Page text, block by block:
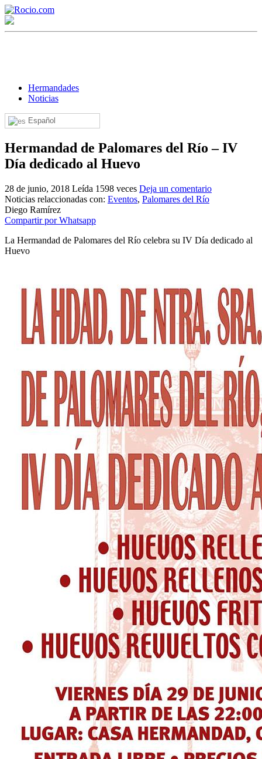
Hermandades
Noticias
Español
Hermandad de Palomares del Río – IV
Día dedicado al Huevo
28 de junio, 2018 Leída 1598 veces Deja un comentario
Noticias relaccionadas con: Eventos, Palomares del Río
Diego Ramírez
Compartir por Whatsapp
La Hermandad de Palomares del Río celebra su IV Día dedicado al
Huevo
¡Bienvenido! Soy el asistente virtual de rocio.com.
¿En qué puedo ayudarte?
Historia de la Virgen del Rocío
¿Cuándo es la romería del Rocío?
¿Cuándo se construyó la primera ermita?
¿Cuales son los actos principales que se celebran en el
Rocío?
Quiero hacer el camino,¿que tengo que hacer?
En el Rocío, ¿dónde me alojo?